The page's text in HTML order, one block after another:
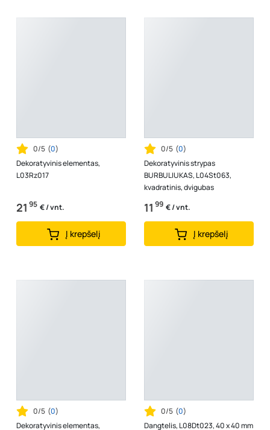
0/5 (0)
Dekoratyvinis elementas,
L03Rz017
21 95 € / vnt.
Į krepšelį
0/5 (0)
Dekoratyvinis strypas
BURBULIUKAS, L04St063,
kvadratinis, dvigubas
11 99 € / vnt.
Į krepšelį
0/5 (0)
Dekoratyvinis elementas,
0/5 (0)
Dangtelis, L08Dt023, 40 x 40 mm